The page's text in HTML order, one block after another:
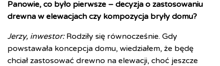
Panowie, co było pierwsze – decyzja o zastosowaniu
drewna w elewacjach czy kompozycja bryły domu?
Jerzy, inwestor:Rodziły się równocześnie. Gdy
powstawała koncepcja domu, wiedziałem, że będę
chciał zastosować drewno na elewacji, choć jeszcze